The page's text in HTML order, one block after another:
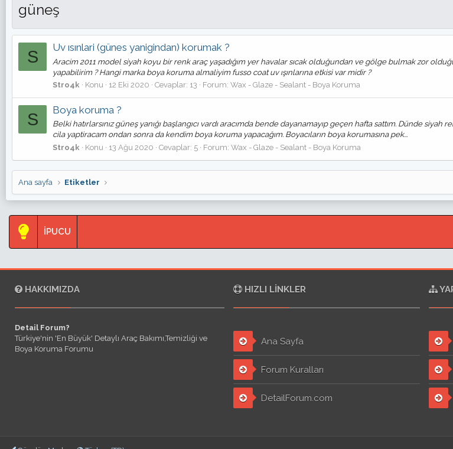
güneş
S Uv ısınlari (günes yanigindan) korumak ?
Aracim 2011 model siyah koyu bir renk araç yaşadığım yer havalar sıcak olduğundan ve gölge bulmak zor
yapabilirim ? Hangi marka boya koruma almaliyim fusso coat uv ışınlarına etkisi var midir ?
Stro4k
Konu 12 Eki 2020 Cevaplar: 13 Forum: Wax - Glaze - Sealant - Boya Koruma
S Boya koruma ?
Belki hatırlarsınız güneş yanığı başlangıcı vardı aracımda bende dayanamayıp geçen hafta sattım. Dünde
cila yaptiracam ondan sonra da kendim boya koruma yapacağım. Boyacıların boya korumasına pek...
Stro4k
Konu 13 Ağu 2020 Cevaplar: 5 Forum: Wax - Glaze - Sealant - Boya Koruma
Ana sayfa Etiketler
İPUCU
HAKKIMIZDA
Detail Forum?
Türkiye'nin 'En Büyük' Detaylı Araç Bakımı,Temizliği ve
Boya Koruma Forumu
HIZLI LINKLER
Ana Sayfa
Forum Kuralları
DetailForum.com